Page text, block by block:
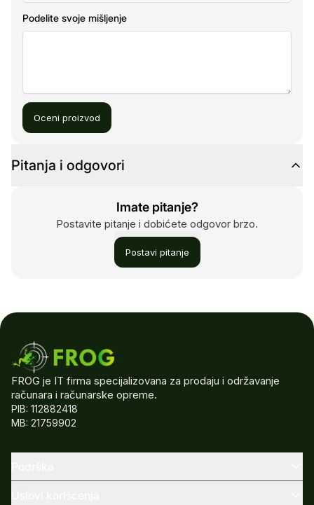
Podelite svoje mišljenje
Oceni proizvod
Pitanja i odgovori
Imate pitanje?
Postavite pitanje i dobićete odgovor brzo.
Postavi pitanje
FROG je IT firma specijalizovana za prodaju i održavanje
računara i računarske opreme.
PIB: 112882418
MB: 21759902